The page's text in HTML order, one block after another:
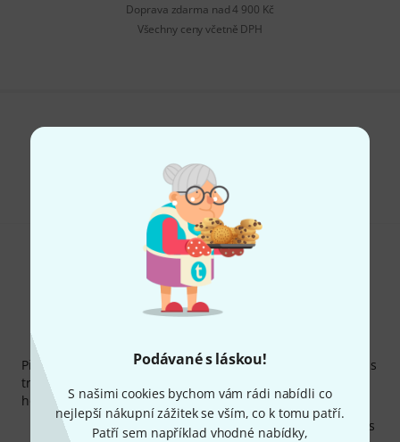
Podávané s láskou!
S našimi cookies bychom vám rádi nabídli co
nejlepší nákupní zážitek se vším, co k tomu patří.
Patří sem například vhodné nabídky,
Doprava zdarma nad 4 900 Kč
Všechny ceny včetně DPH
Líbí se Vám, co vidíte?
Nápověda a zpětná vazba
Přihlaste se k odběru Thomann newsletteru v angličtině a s
trochou štěstí vyhrajte jeden z
hodnotě 50€!
Inspirativní příspěvky
Nabídky Thomann Insights